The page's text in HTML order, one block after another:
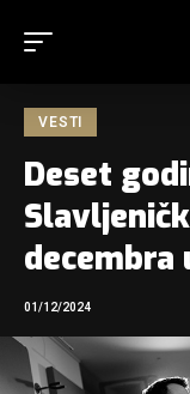
VESTI
Deset
decembra
01/12/2024